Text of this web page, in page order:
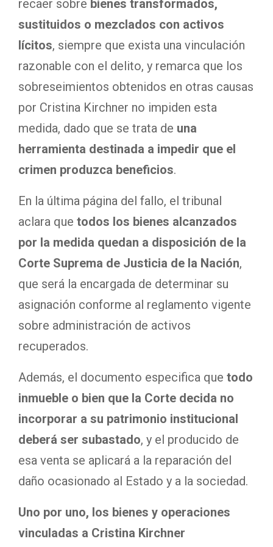
recaer sobre bienes transformados,
sustituidos o mezclados con activos
lícitos, siempre que exista una vinculación
razonable con el delito, y remarca que los
sobreseimientos obtenidos en otras causas
por Cristina Kirchner no impiden esta
medida, dado que se trata de una
herramienta destinada a impedir que el
crimen produzca beneficios.
En la última página del fallo, el tribunal
aclara que todos los bienes alcanzados
por la medida quedan a disposición de la
Corte Suprema de Justicia de la Nación,
que será la encargada de determinar su
asignación conforme al reglamento vigente
sobre administración de activos
recuperados.
Además, el documento especifica que todo
inmueble o bien que la Corte decida no
incorporar a su patrimonio institucional
deberá ser subastado, y el producido de
esa venta se aplicará a la reparación del
daño ocasionado al Estado y a la sociedad.
Uno por uno, los bienes y operaciones
vinculadas a Cristina Kirchner